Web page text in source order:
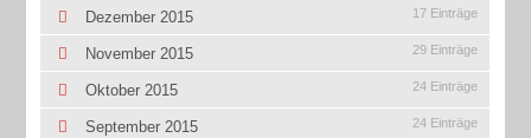
Dezember 2015 17 Einträge
November 2015 29 Einträge
Oktober 2015 24 Einträge
September 2015 24 Einträge